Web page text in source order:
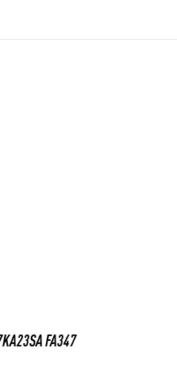
FA347